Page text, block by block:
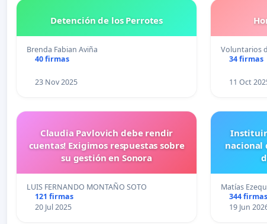
Detención de los Perrotes
Brenda Fabian Aviña
40 firmas
23 Nov 2025
Voluntarios
34 firmas
11 Oct
Claudia Pavlovich debe rendir
cuentas! Exigimos respuestas sobre
su gestión en Sonora
LUIS FERNANDO MONTAÑO SOTO
121 firmas
20 Jul 2025
Instituir
nacional
Matías
344 firmas
19 Jun